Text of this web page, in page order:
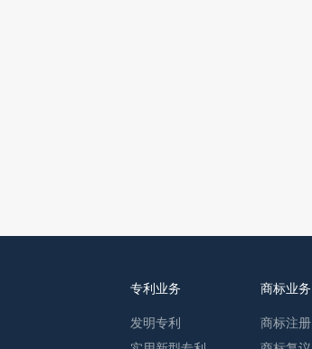
专利业务
发明专利
商标业务
商标注册